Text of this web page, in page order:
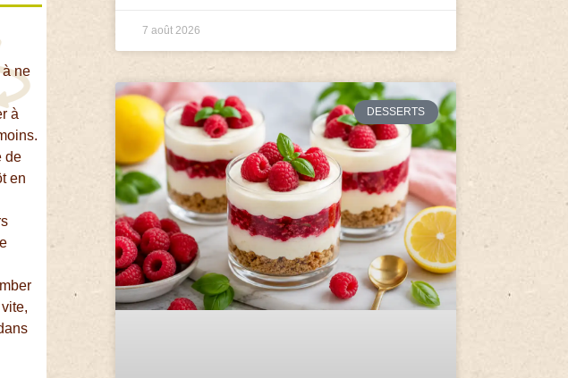
à ne
à
de
en
7 août 2026
DESSERTS